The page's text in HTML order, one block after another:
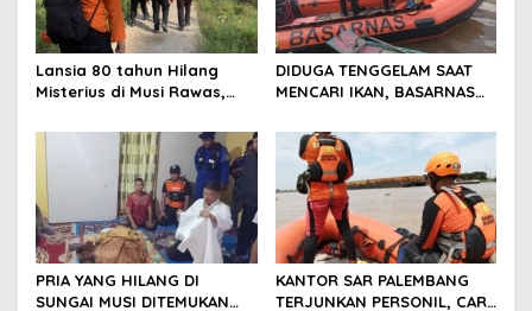
Lansia 80 tahun Hilang
Misterius di Musi Rawas,
Pencarian
DIDUGA TENGGELAM SAAT
MENCARI IKAN, BASARNAS
PRIA YANG HILANG DI
SUNGAI MUSI DITEMUKAN
KANTOR SAR PALEMBANG
TERJUNKAN PERSONIL, CARI